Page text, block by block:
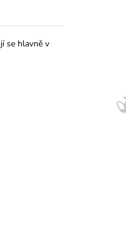
se hlavně v